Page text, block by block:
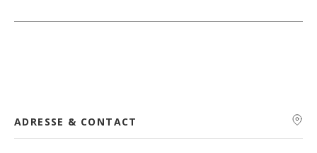
ADRESSE & CONTACT